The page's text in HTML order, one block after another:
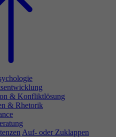
& Konfliktlösung
& Rhetorik
Auf- oder Zuklappen